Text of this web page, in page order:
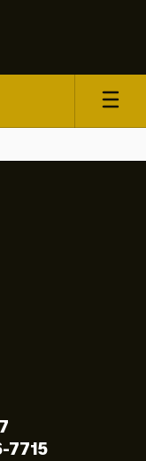
7715